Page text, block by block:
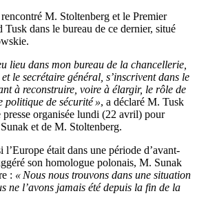
M. Stoltenberg et le Premier
dans le bureau de ce dernier, situé
lieu dans mon bureau de la chancellerie,
le secrétaire général, s’inscrivent dans le
à reconstruire, voire à élargir, le rôle de
politique de sécurité », a déclaré M. Tusk
presse organisée lundi (22 avril) pour
et de M. Stoltenberg.
était dans une période d’avant-
son homologue polonais, M. Sunak
: « Nous nous trouvons dans une situation
ne l’avons jamais été depuis la fin de la